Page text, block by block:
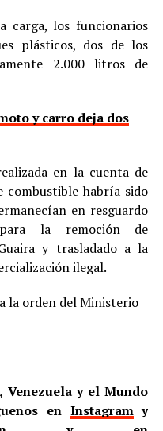
carga, los funcionarios
plásticos, dos de los
2.000 litros de
y carro deja dos
en la cuenta de
combustible habría sido
en resguardo
la remoción de
y trasladado a la
ilegal.
la orden del Ministerio
Venezuela y el Mundo
en Instagramy